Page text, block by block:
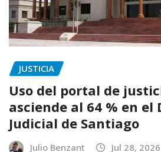
JUSTICIA
Uso del portal de
asciende al 64 % en
Judicial de Santiago
Julio Benzant Jul 28, 2026